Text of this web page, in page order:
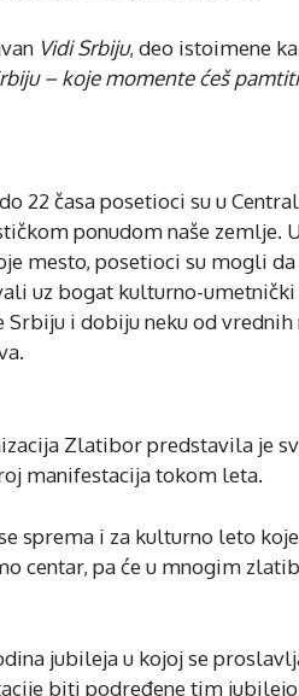
Vidi Srbiju, deo istoimene
– koje momente ćeš
22 časa posetioci su u
ponudom naše
mesto, posetioci su mogli
uz bogat kulturno-
Srbiju i dobiju neku od
Zlatibor predstavila je
manifestacija tokom leta.
sprema i za kulturno leto
centar, pa će u mnogim
jubileja u kojoj se
biti podređene tim